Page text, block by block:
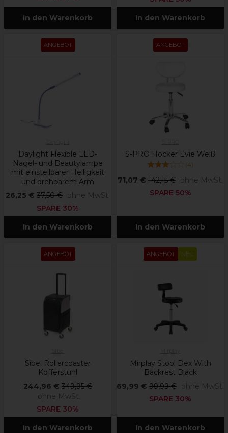
In den Warenkorb In den Warenkorb
ANGEBOT
Daylight Flexible LED-
Nagel- und Beautylampe
mit einstellbarer Helligkeit
und drehbarem Arm
26,25 € 37,50 € ohne MwSt.
SPARE 30%
In den Warenkorb
ANGEBOT
S-PRO Hocker Evie Weiß
(4)
71,07 € 142,15 € ohne MwSt.
SPARE 50%
In den Warenkorb
ANGEBOT
Sibel Rollercoaster
Kofferstuhl
244,96 € 349,95 €
ohne MwSt.
SPARE 30%
In den Warenkorb
ANGEBOT NEU
Mirplay Stool Dex With
Backrest Black
69,99 € 99,99 € ohne MwSt.
SPARE 30%
In den Warenkorb